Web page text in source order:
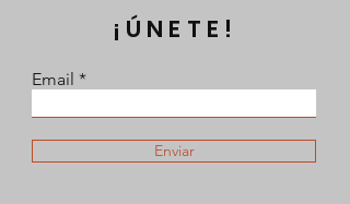
¡ÚNETE!
Email
Enviar